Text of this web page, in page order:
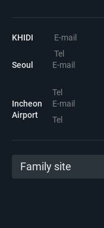
KHIDI E-mail
Tel
Seoul
E-mail
Tel
Incheon
Airport
E-mail
Tel
Family site